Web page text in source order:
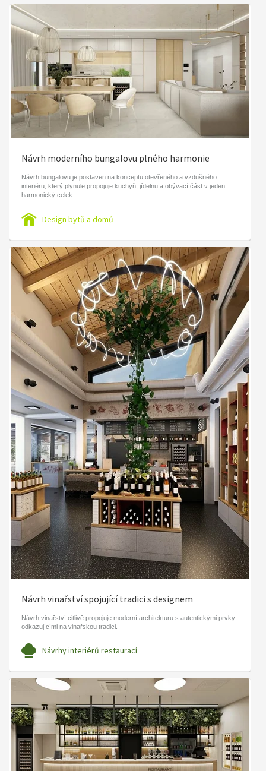
Návrh moderního bungalovu plného harmonie
Návrh bungalovu je postaven na konceptu otevřeného a vzdušného
interiéru, který plynule propojuje kuchyň, jídelnu a obývací část v jeden
harmonický celek.
Design bytů a domů
Návrh vinařství spojující tradici s designem
Návrh vinařství citlivě propojuje moderní architekturu s autentickými prvky
odkazujícími na vinařskou tradici.
Návrhy interiérů restaurací